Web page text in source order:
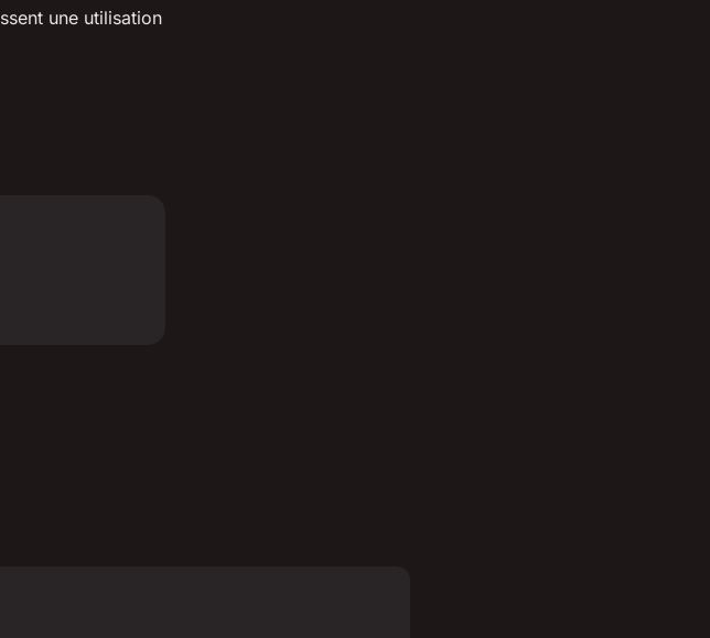
une utilisation